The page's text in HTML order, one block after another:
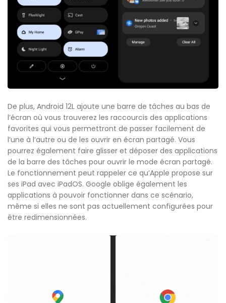
De plus, Android 12L ajoute une barre de tâches au bas de
l’écran où vous trouverez les raccourcis des applications
favorites qui vous permettront de passer facilement de
l’une à l’autre ou de les ouvrir en écran partagé. Vous
pourrez également faire glisser et déposer des applications
de la barre des tâches pour ouvrir le mode écran partagé.
Le fonctionnement peut rappeler ce qu’Apple propose sur
ses iPad avec iPadOS. Google oblige également les
applications à pouvoir fonctionner dans ce scénario,
même si elles ne sont pas actuellement configurées pour
être redimensionnées.